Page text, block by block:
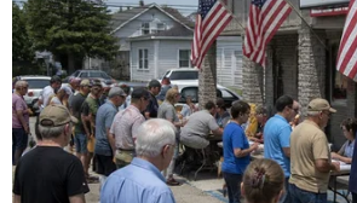
#Tổ chức Y tế thế giới
#Chủng virus gây bệnh đậu mùa khỉ
#Sử dụng chữ số La mã
#Dịch bệnh